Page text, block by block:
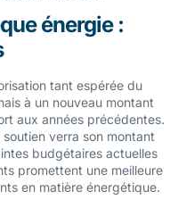
énergie :
tant espérée du
à un nouveau montant
aux années précédentes.
verra son montant
budgétaires actuelles
promettent une meilleure
en matière énergétique.